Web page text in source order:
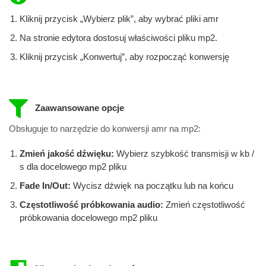
Kliknij przycisk „Wybierz plik”, aby wybrać pliki amr
Na stronie edytora dostosuj właściwości pliku mp2.
Kliknij przycisk „Konwertuj”, aby rozpocząć konwersję
Zaawansowane opcje
Obsługuje to narzędzie do konwersji amr na mp2:
Zmień jakość dźwięku: Wybierz szybkość transmisji w kb /
s dla docelowego mp2 pliku
Fade In/Out: Wycisz dźwięk na początku lub na końcu
Częstotliwość próbkowania audio: Zmień częstotliwość
próbkowania docelowego mp2 pliku